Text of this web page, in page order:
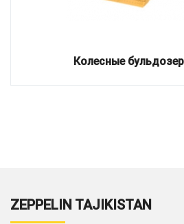
Колесные
ZEPPELIN TAJIKISTAN